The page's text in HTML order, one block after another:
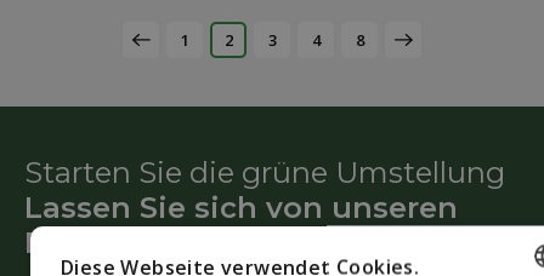
1 2 3 4 8
Starten Sie die grüne Umstellung
Lassen Sie sich von unseren
Beratern helfen
Diese Webseite verwendet Cookies.